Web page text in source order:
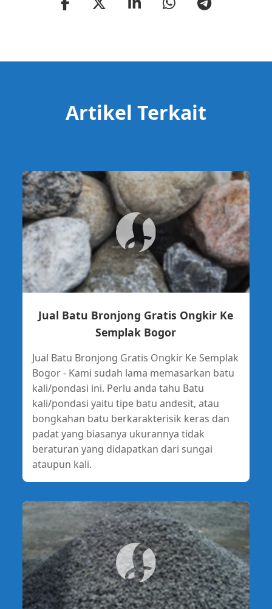
Artikel Terkait
Jual Batu Bronjong Gratis Ongkir Ke
Semplak Bogor
Jual Batu Bronjong Gratis Ongkir Ke Semplak
Bogor - Kami sudah lama memasarkan batu
kali/pondasi ini. Perlu anda tahu Batu
kali/pondasi yaitu tipe batu andesit, atau
bongkahan batu berkarakterisik keras dan
padat yang biasanya ukurannya tidak
beraturan yang didapatkan dari sungai
ataupun kali.